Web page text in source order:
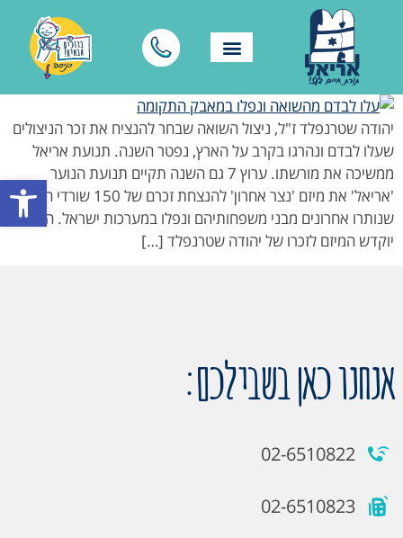
פתח
יהודה שטרנפלד ז"ל, ניצול השואה שבחר להנציח את זכר הניצולים
שעלו לבדם ונהרגו בקרב על הארץ, נפטר השנה. תנועת אריאל
ממשיכה את מורשתו. ערוץ 7 גם השנה תקיים תנועת הנוער
'אריאל' את מיזם 'נצר אחרון' להנצחת זכרם של 150 שורדי השואה
שנותרו אחרונים מבני משפחותיהם ונפלו במערכות ישראל. השנה
יוקדש המיזם לזכרו של יהודה שטרנפלד […]
אנחנו כאן בשבילכם:
02-6510822
02-6510823